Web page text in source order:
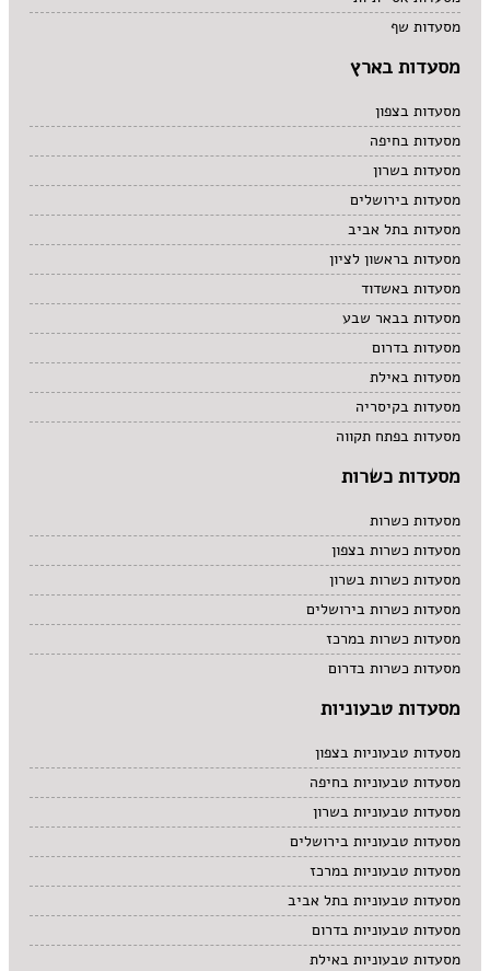
מסעדות שף
מסעדות בארץ
מסעדות בצפון
מסעדות בחיפה
מסעדות בשרון
מסעדות בירושלים
מסעדות בתל אביב
מסעדות בראשון לציון
מסעדות באשדוד
מסעדות בבאר שבע
מסעדות בדרום
מסעדות באילת
מסעדות בקיסריה
מסעדות בפתח תקווה
מסעדות כשרות
מסעדות כשרות
מסעדות כשרות בצפון
מסעדות כשרות בשרון
מסעדות כשרות בירושלים
מסעדות כשרות במרכז
מסעדות כשרות בדרום
מסעדות טבעוניות
מסעדות טבעוניות בצפון
מסעדות טבעוניות בחיפה
מסעדות טבעוניות בשרון
מסעדות טבעוניות בירושלים
מסעדות טבעוניות במרכז
מסעדות טבעוניות בתל אביב
מסעדות טבעוניות בדרום
מסעדות טבעוניות באילת